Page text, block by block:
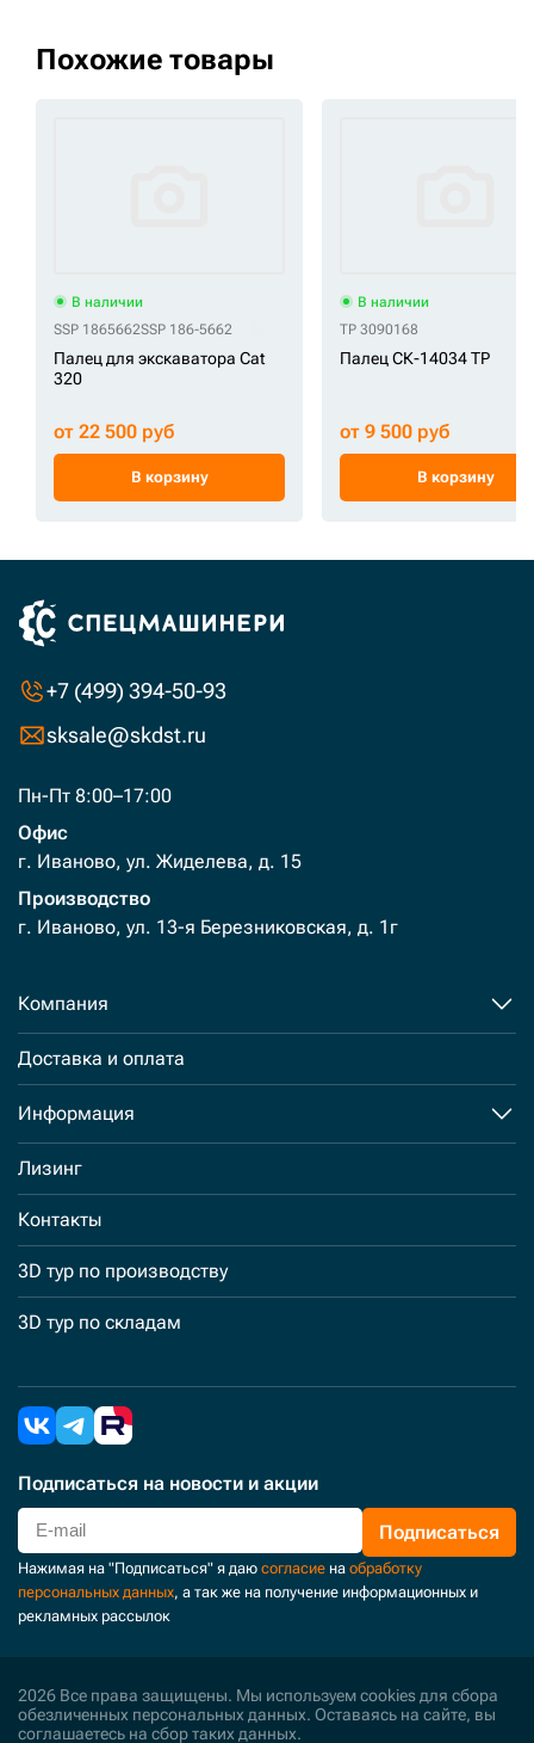
Похожие товары
В наличии
SSP 1865662SSP 186-5662
Палец для экскаватора Cat
320
от 22 500 руб
В корзину
В наличии
TP 3090168
Палец СК-14034 TP
от 9 500 руб
В корзину
+7 (499) 394-50-93
sksale@skdst.ru
Пн-Пт 8:00–17:00
Офис
г. Иваново, ул. Жиделева, д. 15
Производство
г. Иваново, ул. 13-я Березниковская, д. 1г
Компания
Доставка и оплата
Информация
Лизинг
Контакты
3D тур по производству
3D тур по складам
Подписаться на новости и акции
Подписаться
Нажимая на "Подписаться" я даю согласие на обработку
персональных данных, а так же на получение информационных и
рекламных рассылок
2026 Все права защищены. Мы используем cookies для сбора
обезличенных персональных данных. Оставаясь на сайте, вы
соглашаетесь на сбор таких данных.